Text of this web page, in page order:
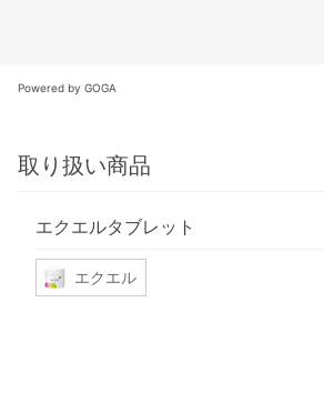
Powered by GOGA
取り扱い商品
エクエルタブレット
エクエル